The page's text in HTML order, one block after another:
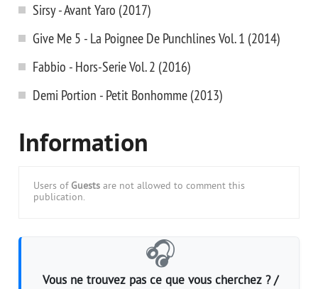
Sirsy - Avant Yaro (2017)
Give Me 5 - La Poignee De Punchlines Vol. 1 (2014)
Fabbio - Hors-Serie Vol. 2 (2016)
Demi Portion - Petit Bonhomme (2013)
Information
Users of Guests are not allowed to comment this
publication.
🎧
Vous ne trouvez pas ce que vous cherchez ? /